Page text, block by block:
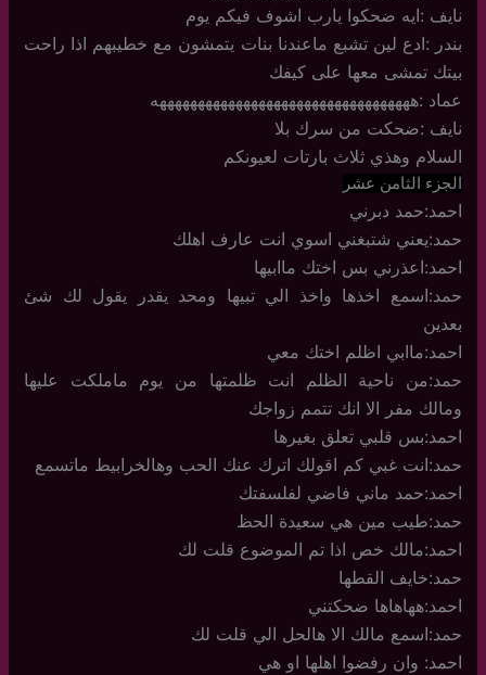
نايف :ايه ضحكوا يارب اشوف فيكم يوم
بندر :ادع لين تشبع ماعندنا بنات يتمشون مع خطيبهم اذا راحت
بيتك تمشى معها على كيفك
عماد :ههههههههههههههههههههههههههههههههههه
نايف :ضحكت من سرك بلا
السلام وهذي ثلاث بارتات لعيونكم
الجزء الثامن عشر
احمد:حمد دبرني
حمد:يعني شتبغني اسوي انت عارف اهلك
احمد:اعذرني بس اختك ماابيها
حمد:اسمع اخذها واخذ الي تبيها ومحد يقدر يقول لك شئ
بعدين
احمد:ماابي اظلم اختك معي
حمد:من ناحية الظلم انت ظلمتها من يوم ماملكت عليها
ومالك مفر الا انك تتمم زواجك
احمد:بس قلبي تعلق بغيرها
حمد:انت غبي كم اقولك اترك عنك الحب وهالخرابيط ماتسمع
احمد:حمد ماني فاضي لفلسفتك
حمد:طيب مين هي سعيدة الحظ
احمد:مالك خص اذا تم الموضوع قلت لك
حمد:خايف القطها
احمد:ههاهاها ضحكتني
حمد:اسمع مالك الا هالحل الي قلت لك
احمد: وان رفضوا اهلها او هي